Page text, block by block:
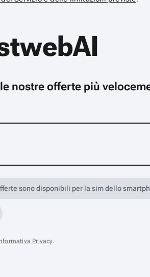
nostre offerte più
sono disponibili per la sim dello
Privacy.